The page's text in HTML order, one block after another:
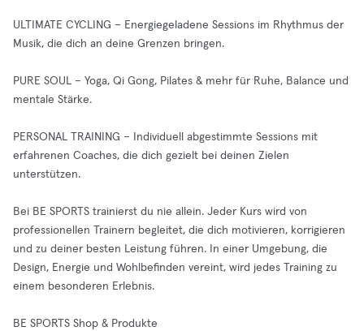
ULTIMATE CYCLING – Energiegeladene Sessions im Rhythmus der
Musik, die dich an deine Grenzen bringen.
PURE SOUL – Yoga, Qi Gong, Pilates & mehr für Ruhe, Balance und
mentale Stärke.
PERSONAL TRAINING – Individuell abgestimmte Sessions mit
erfahrenen Coaches, die dich gezielt bei deinen Zielen
unterstützen.
Bei BE SPORTS trainierst du nie allein. Jeder Kurs wird von
professionellen Trainern begleitet, die dich motivieren, korrigieren
und zu deiner besten Leistung führen. In einer Umgebung, die
Design, Energie und Wohlbefinden vereint, wird jedes Training zu
einem besonderen Erlebnis.
BE SPORTS Shop & Produkte